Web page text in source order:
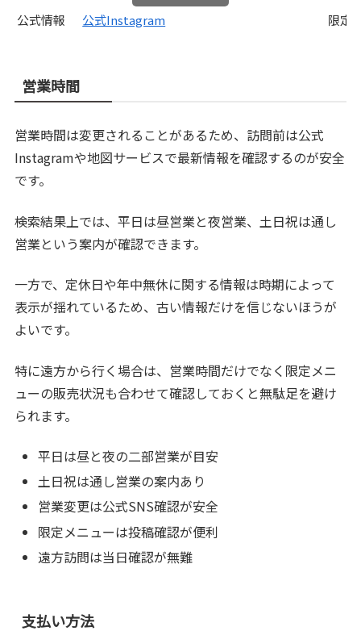
公式情報
公式Instagram 限定
営業時間
営業時間は変更されることがあるため、訪問前は公式
Instagramや地図サービスで最新情報を確認するのが安全
です。
検索結果上では、平日は昼営業と夜営業、土日祝は通し
営業という案内が確認できます。
一方で、定休日や年中無休に関する情報は時期によって
表示が揺れているため、古い情報だけを信じないほうが
よいです。
特に遠方から行く場合は、営業時間だけでなく限定メニ
ューの販売状況も合わせて確認しておくと無駄足を避け
られます。
平日は昼と夜の二部営業が目安
土日祝は通し営業の案内あり
営業変更は公式SNS確認が安全
限定メニューは投稿確認が便利
遠方訪問は当日確認が無難
支払い方法